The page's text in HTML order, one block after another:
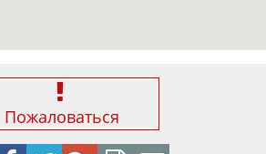
Пожаловаться